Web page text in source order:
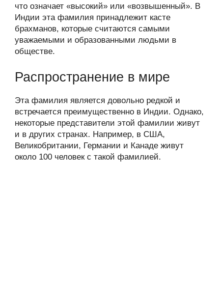
что означает «высокий» или «возвышенный». В
Индии эта фамилия принадлежит касте
брахманов, которые считаются самыми
уважаемыми и образованными людьми в
обществе.
Распространение в мире
Эта фамилия является довольно редкой и
встречается преимущественно в Индии. Однако,
некоторые представители этой фамилии живут
и в других странах. Например, в США,
Великобритании, Германии и Канаде живут
около 100 человек с такой фамилией.